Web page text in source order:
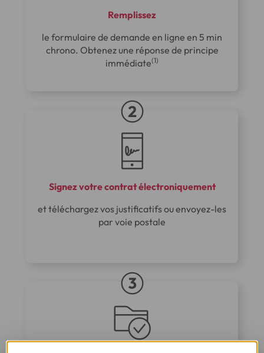
Remplissez
le formulaire de demande en ligne en 5 min
chrono. Obtenez une réponse de principe
immédiate(1)
Signez votre contrat électroniquement
et téléchargez vos justificatifs ou envoyez-les
par voie postale